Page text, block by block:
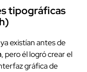
tipográficas
existían antes de
, pero él logró crear el
gráfica de